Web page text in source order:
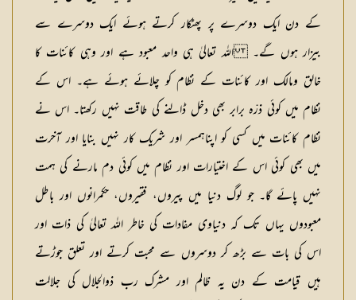
کے دن ایک دوسرے پر پھٹکار کرتے ہوئے ایک دوسرے سے
بیزار ہوں گے۔ اللہ تعالیٰ ہی واحد معبود ہے اور وہی کائنات کا
خالق ومالک اور کائنات کے نظام کو چلائے ہوئے ہے۔ اس کے
نظام میں کوئی ذرّہ برابر بھی دخل ڈالنے کی طاقت نہیں رکھتا۔ اس نے
نظام کائنات میں کسی کو اپناہمسر اور شریک کار نہیں بنایا اور آخرت
میں بھی کوئی اس کے اختیارات اور نظام میں کوئی دم مارنے کی ہمت
نہیں پائے گا۔ جو لوگ دنیا میں پیروں، فقیروں، حکمرانوں اور باطل
معبودوں یہاں تک کہ دنیاوی مفادات کی خاطر اللہ تعالیٰ کی ذات اور
اس کی بات سے بڑھ کر دوسروں سے محبت کرتے اور تعلق جوڑتے
ہیں قیامت کے دن یہ ظالم اور مشرک رب ذوالجلال کی جلالت